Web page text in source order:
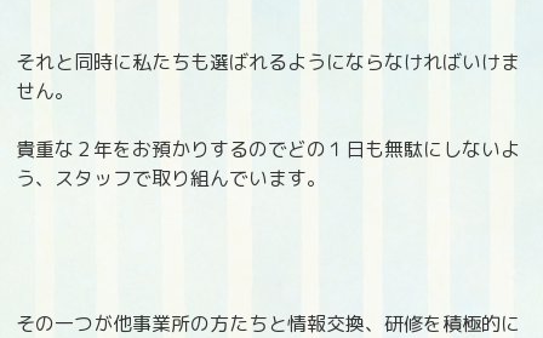
それと同時に私たちも選ばれるようにならなければいけま
せん。
貴重な２年をお預かりするのでどの１日も無駄にしないよ
う、スタッフで取り組んでいます。
その一つが他事業所の方たちと情報交換、研修を積極的に